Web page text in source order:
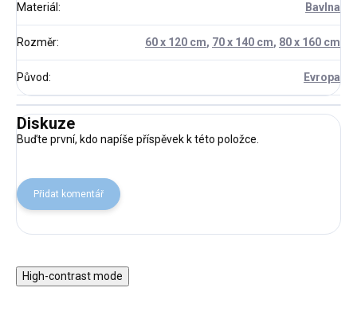
Materiál: Bavlna
Rozměr: 60 x 120 cm, 70 x 140 cm, 80 x 160 cm
Původ: Evropa
Diskuze
Buďte první, kdo napíše příspěvek k této položce.
Přidat komentář
High-contrast mode